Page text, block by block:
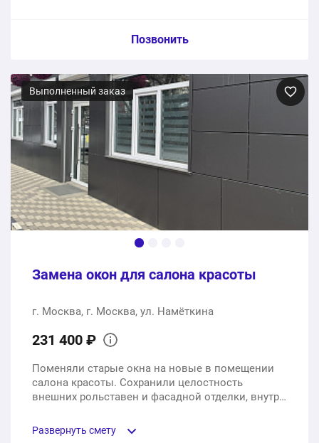
Пункт сметы / Ед. изм. / Цена
Пластиковые окна Melke, двухкамерный стеклопакет
40мм, фурнитура Roto
4 шт. 53150 ₽
Монтаж под ключ
1 услуга
Общая стоимость: 67350 ₽
Позвонить
Выполненный заказ
Замена окон для салона красоты
г. Москва, г. Москва, ул. Намёткина
231 400 ₽
Поменяли старые окна на новые в помещении
салона красоты. Сохранили целостность
внешних рольставен и фасадной отделки, внутри
Развернуть смету